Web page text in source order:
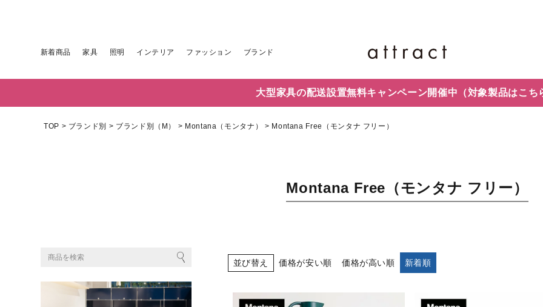
新着商品 家具 照明 インテリア ファッション ブランド
大型家具の配送設置無料キャンペーン開催中 （対象製品はこち
TOP ブランド別 ブランド別（M） Montana（モンタナ） Montana Free（モンタナ フリー）
Montana Free（モンタナ フリー）
並び替え 価格が安い順 価格が高い順 新着順